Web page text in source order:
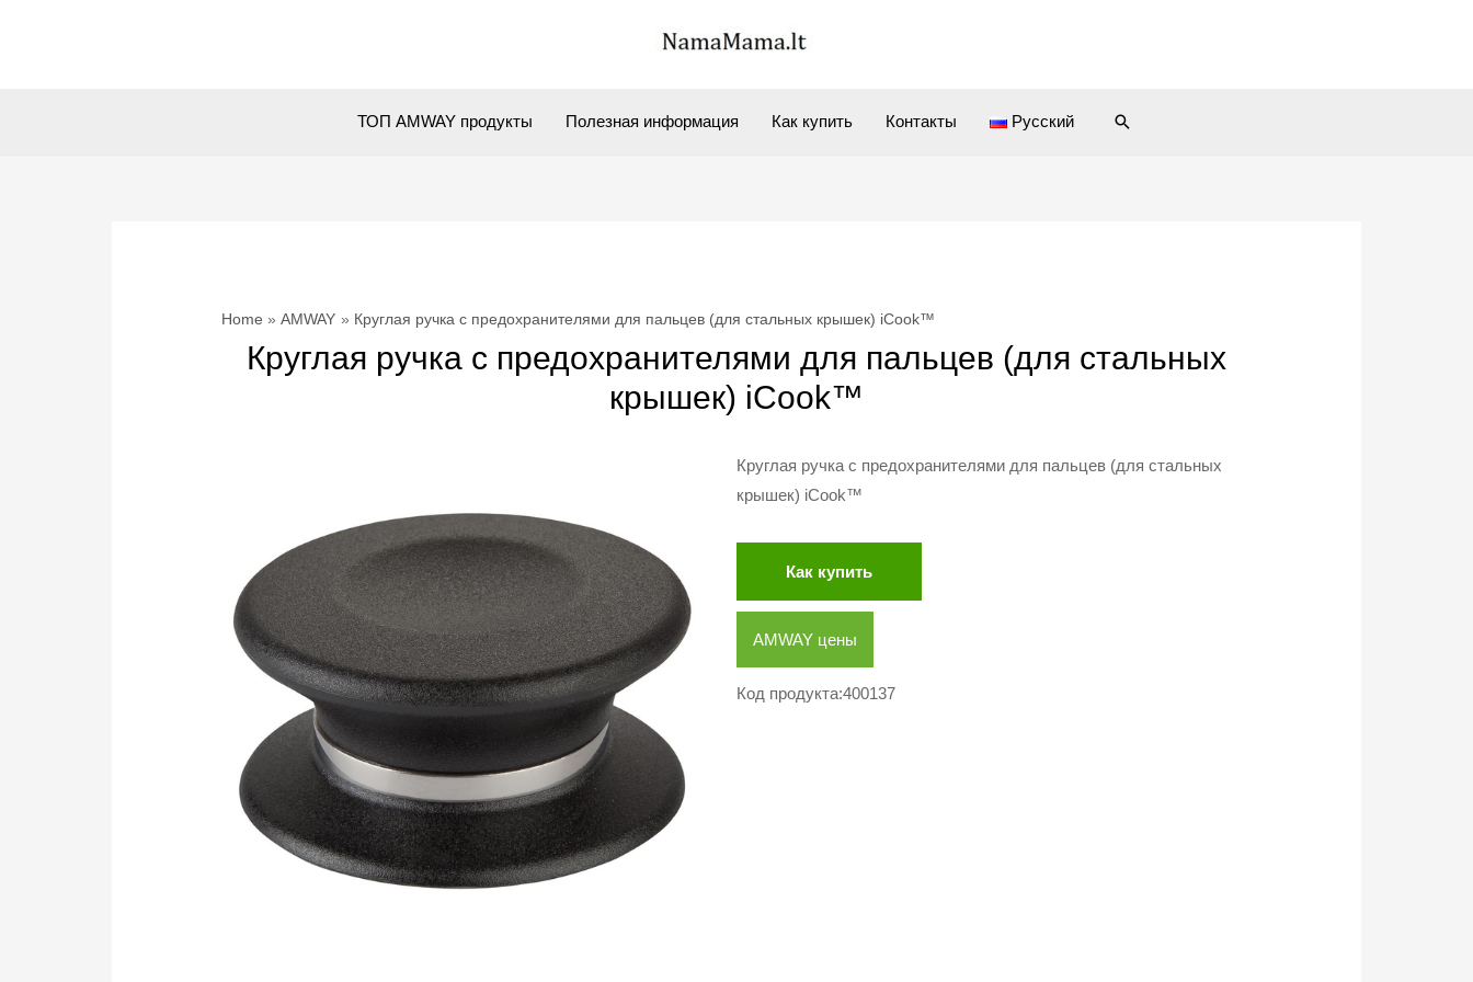
ТОП AMWAY продукты Полезная информация Как купить Контакты Русский Search
Home AMWAY Круглая ручка с предохранителями для пальцев (для стальных крышек) iCook™
Круглая ручка с предохранителями для пальцев (для стальных
крышек) iCook™
Круглая ручка с предохранителями для пальцев (для стальных
крышек) iCook™
Как купить
AMWAY цены
Код продукта:400137